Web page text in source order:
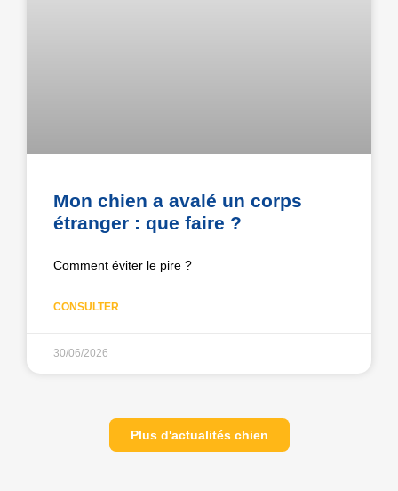
Mon chien a avalé un corps
étranger : que faire ?
Comment éviter le pire ?
CONSULTER
30/06/2026
Plus d'actualités chien